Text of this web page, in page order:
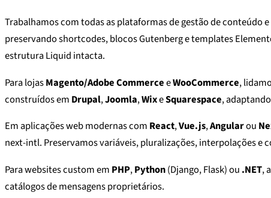
Trabalhamos com todas as plataformas de gestão de conteúdo
preservando shortcodes, blocos Gutenberg e templates
estrutura Liquid intacta.
Para lojasMagento/Adobe CommerceeWooCommerce,
construídos em Drupal,Joomla,WixeSquarespace,
Em aplicações web modernas com React,Vue.js,Angularou
next-intl. Preservamos variáveis, pluralizações, interpolações e
Para websites custom em PHP,Python(Django, Flask) ou .NET,
catálogos de mensagens proprietários.